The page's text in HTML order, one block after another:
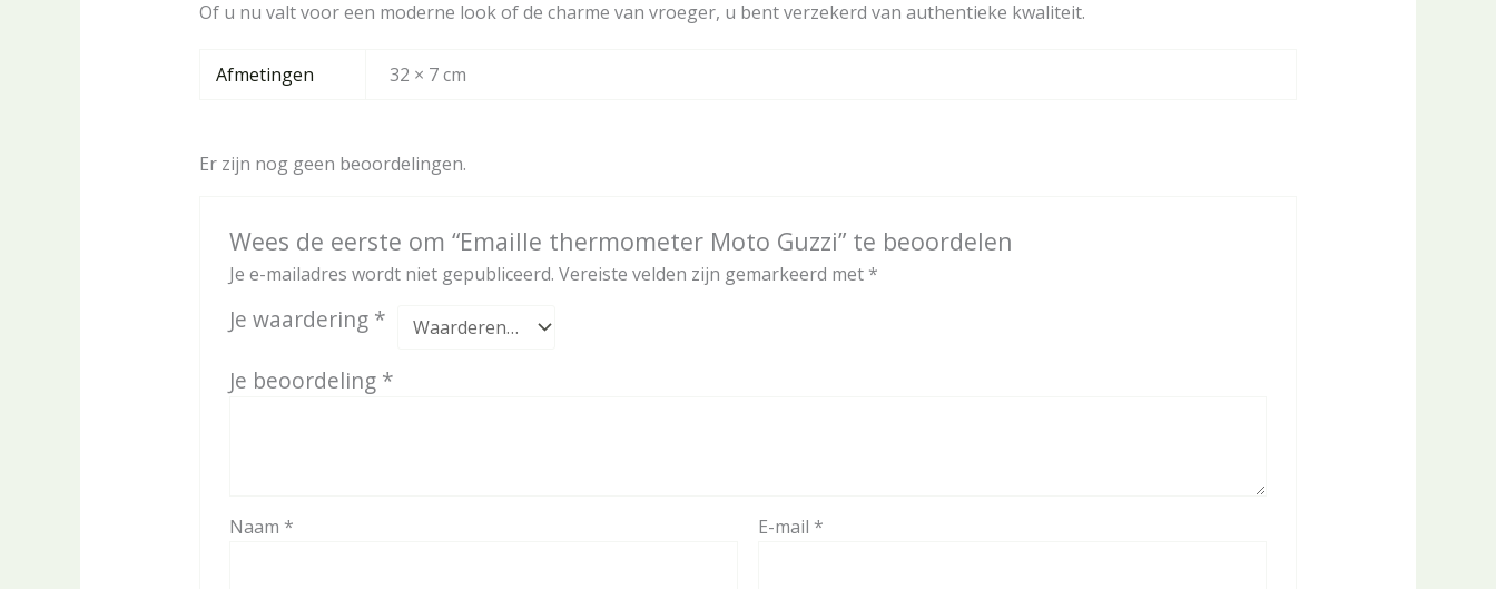
Of u nu valt voor een moderne look of de charme van vroeger, u bent verzekerd van authentieke kwaliteit.
Afmetingen 32 × 7 cm
Er zijn nog geen beoordelingen.
Wees de eerste om “Emaille thermometer Moto Guzzi” te beoordelen
Je e-mailadres wordt niet gepubliceerd. Vereiste velden zijn gemarkeerd met *
Je waardering *
Je beoordeling *
Naam * E-mail *